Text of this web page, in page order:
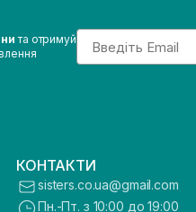
та отримуйEmail
КОНТАКТИ
sisters.co.ua@gmail.com
Пн.-Пт. з 10:00 до 19:00